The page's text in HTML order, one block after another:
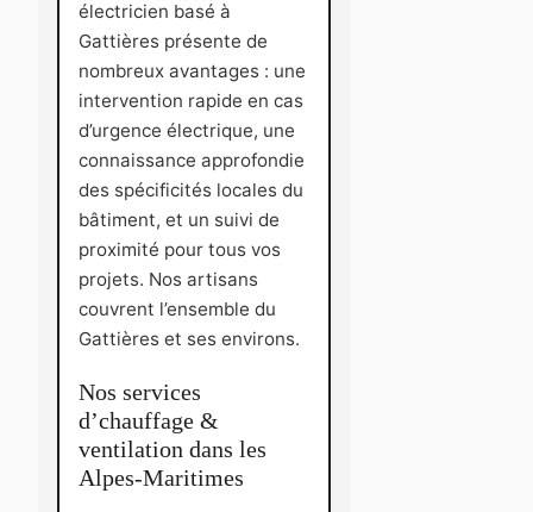
électricien basé à
Gattières présente de
nombreux avantages : une
intervention rapide en cas
d’urgence électrique, une
connaissance approfondie
des spécificités locales du
bâtiment, et un suivi de
proximité pour tous vos
projets. Nos artisans
couvrent l’ensemble du
Gattières et ses environs.
Nos services
d’chauffage &
ventilation dans les
Alpes-Maritimes